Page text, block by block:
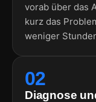
vorab über das
kurz das
weniger
02
Diagnose